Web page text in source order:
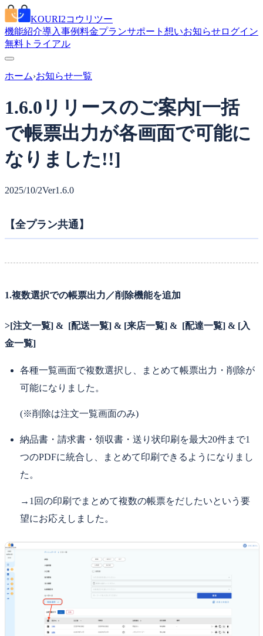
KOURI2コウリツー
機能紹介導入事例料金プランサポート 想いお知らせログイン
無料トライアル
ホーム›お知らせ一覧
1.6.0リリースのご案内[一括
で帳票出力が各画面で可能に
なりました!!]
2025/10/2Ver1.6.0
【全プラン共通】
1.複数選択での帳票出力／削除機能を追加
>[注文一覧] & [配送一覧] & [来店一覧] & [配達一覧] & [入
金一覧]
各種一覧画面で複数選択し、まとめて帳票出力・削除が
可能になりました。
(※削除は注文一覧画面のみ)
納品書・請求書・領収書・送り状印刷を最大20件まで1
つのPDFに統合し、まとめて印刷できるようになりまし
た。
→1回の印刷でまとめて複数の帳票をだしたいという要
望にお応えしました。